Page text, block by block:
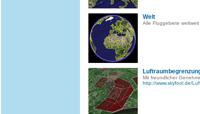
Welt
Alle Fluggebiete weltweit
Mit freundlicher
http://www.skyfool.de/